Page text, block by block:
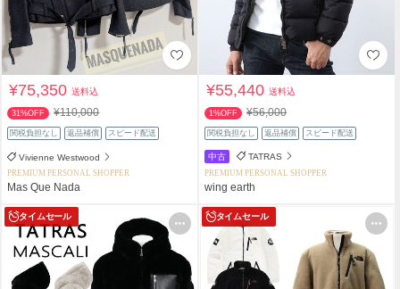
¥75,350送料込
31%OFF ¥110,000
関税負担なし 返品補償 スピード配送
Vivienne Westwood
PREMIUM PERSONAL SHOPPER
Mas Que Nada
¥55,440送料込
1%OFF ¥56,000
関税負担なし 返品補償 スピード配送
中古 TATRAS
PREMIUM PERSONAL SHOPPER
wing earth
タイムセール タイムセール